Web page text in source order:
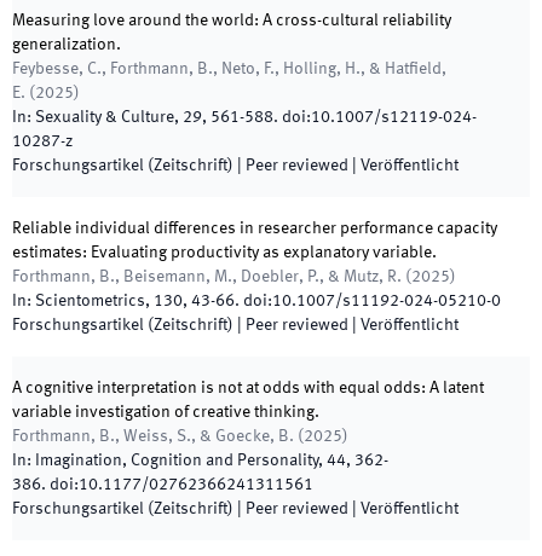
Measuring love around the world: A cross-cultural reliability
generalization.
Feybesse, C., Forthmann, B., Neto, F., Holling, H., & Hatfield,
E. ( 2025)
In: Sexuality & Culture, 29, 561-588. doi:10.1007/s12119-024-
10287-z
Forschungsartikel (Zeitschrift) | Peer reviewed Veröffentlicht
Reliable individual differences in researcher performance capacity
estimates: Evaluating productivity as explanatory variable.
Forthmann, B., Beisemann, M., Doebler, P., & Mutz, R. ( 2025)
In: Scientometrics, 130, 43-66. doi:10.1007/s11192-024-05210-0
Forschungsartikel (Zeitschrift) | Peer reviewed Veröffentlicht
A cognitive interpretation is not at odds with equal odds: A latent
variable investigation of creative thinking.
Forthmann, B., Weiss, S., & Goecke, B. ( 2025)
In:
Imagination, Cognition and Personality, 44, 362-
386. doi:10.1177/02762366241311561
Forschungsartikel (Zeitschrift) | Peer reviewed Veröffentlicht